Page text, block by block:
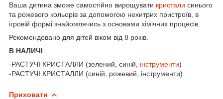
Ваша дитина зможе самостійно вирощувати кристали синього
та рожевого кольорів за допомогою нехитрих пристроїв, в
ігровій формі знайомлячись з основами хімічних процесів.
Рекомендовано для дітей віком від 8 років.
В НАЛИЧІ
-РАСТУЧІ КРИСТАЛЛИ (зелений, синій, інструменти)
-РАСТУЧІ КРИСТАЛЛИ (синій, рожевий, інструменти)
Приховати